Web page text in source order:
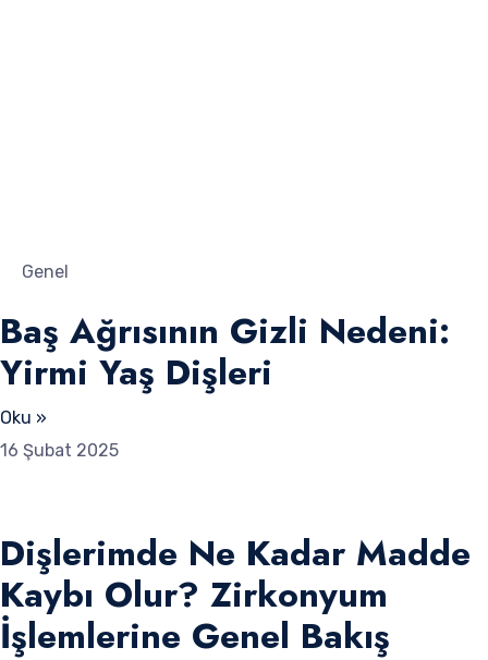
Genel
Baş Ağrısının Gizli Nedeni:
Yirmi Yaş Dişleri
Oku »
16 Şubat 2025
Dişlerimde Ne Kadar Madde
Kaybı Olur? Zirkonyum
İşlemlerine Genel Bakış